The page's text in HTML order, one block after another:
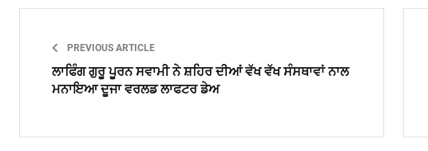
PREVIOUS ARTICLE
ਲਾਫਿੰਗ ਗੁਰੂ ਪੂਰਨ ਸਵਾਮੀ ਨੇ ਸ਼ਹਿਰ ਦੀਆਂ ਵੱਖ ਵੱਖ ਸੰਸਥਾਵਾਂ ਨਾਲ
ਮਨਾਇਆ ਦੂਜਾ ਵਰਲਡ ਲਾਫਟਰ ਡੇਅ